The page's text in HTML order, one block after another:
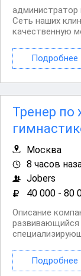
администратор
Сеть наших
качественную
оценили
своимПодробнее
Тренер по
Москва
8 часов
Jobers
40 000 - 80
Описание
развивающийся
Мы стремимся
воспитания
график работы,
Подробнее